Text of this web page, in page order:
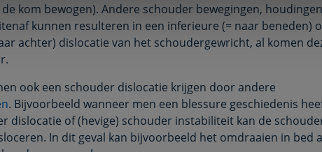
kom bewogen). Andere schouder bewegingen,
kunnen resulteren in een inferieure (= naar beneden)
achter) dislocatie van het schoudergewricht, al komen
ook een schouder dislocatie krijgen door andere
. Bijvoorbeeld wanneer men een blessure geschiedenis
dislocatie of (hevige) schouder instabiliteit kan de
In dit geval kan bijvoorbeeld het omdraaien in bed